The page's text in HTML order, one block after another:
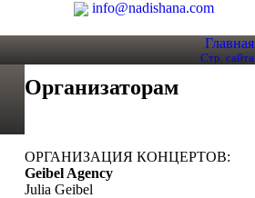
info@nadishana.com
Главная
Стр. сайта
Организаторам
ОРГАНИЗАЦИЯ КОНЦЕРТОВ:
Geibel Agency
Julia Geibel